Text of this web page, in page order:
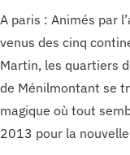
A paris : Animés par
venus des cinq
Martin, les quartiers
de Ménilmontant se
magique où tout
2013 pour la